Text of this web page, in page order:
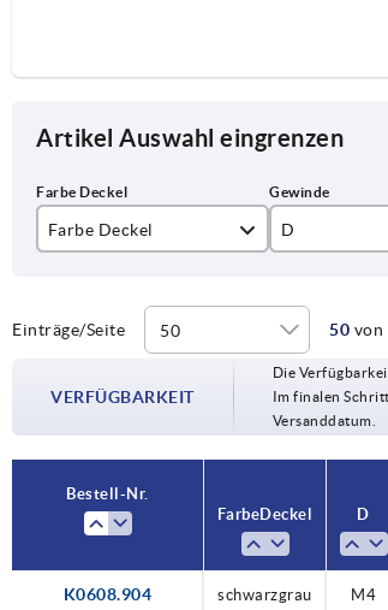
Artikel Auswahl eingrenzen
Farbe Deckel
rapsgelb RAL 1021
D
M5
M6
M8
Einträge/Seite 50 von
VERFÜGBARKEIT
Die
Im finalen
Versanddatum.
Bestell-Nr.
Farbe Deckel
D
K0608.904
schwarzgrau
M4